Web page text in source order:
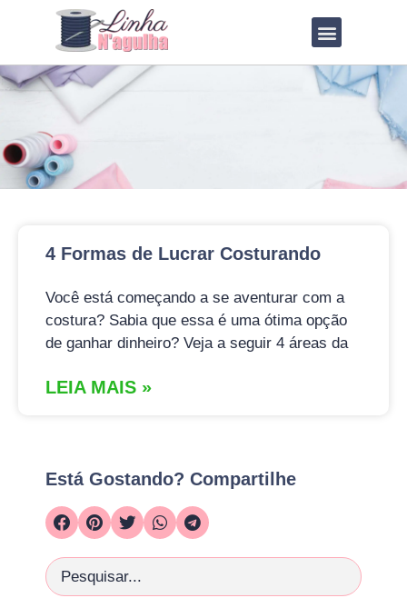
4 Formas de Lucrar Costurando
Você está começando a se aventurar com a
costura? Sabia que essa é uma ótima opção
de ganhar dinheiro? Veja a seguir 4 áreas da
LEIA MAIS »
Está Gostando? Compartilhe